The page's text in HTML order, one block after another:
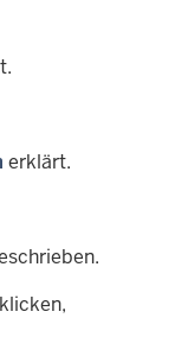
erklärt.